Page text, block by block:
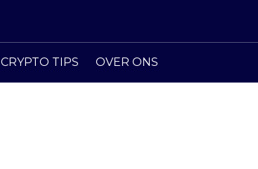
CRYPTO TIPS OVER ONS